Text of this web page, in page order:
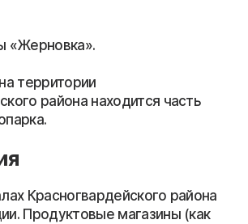
«Жерновка».
территории
района находится часть
Красногвардейского района
Продуктовые магазины (как